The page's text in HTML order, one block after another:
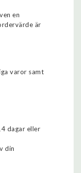
en
är
varor samt
dagar eller
din